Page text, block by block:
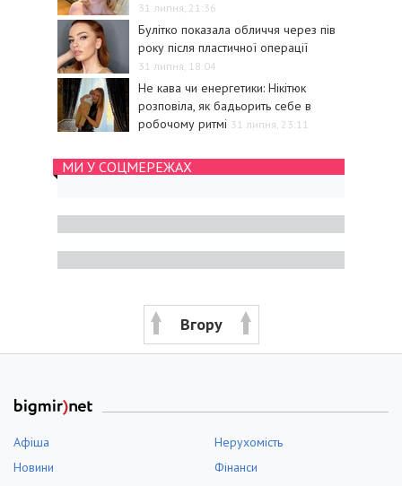
31 липня, 21:36
Булітко показала обличчя через пів
року після пластичної операції
31 липня, 18:04
Не кава чи енергетики: Нікітюк
розповіла, як бадьорить себе в
робочому ритмі 31 липня, 23:11
МИ У СОЦМЕРЕЖАХ
Вгору
Афіша
Нерухомість
Новини
Фінанси